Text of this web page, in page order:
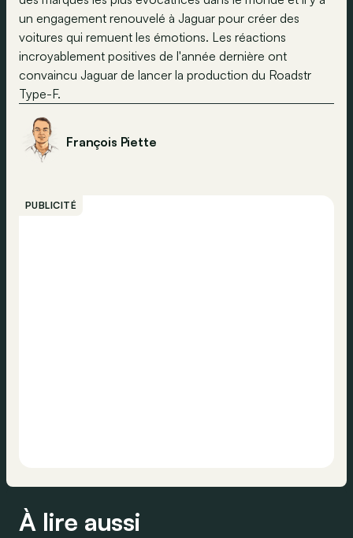
un engagement renouvelé à Jaguar pour créer des
voitures qui remuent les émotions. Les réactions
incroyablement positives de l'année dernière ont
convaincu Jaguar de lancer la production du Roadstr
Type-F.
François Piette
PUBLICITÉ
À lire aussi